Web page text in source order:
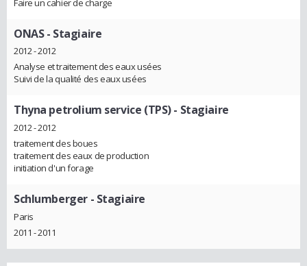
Faire un cahier de charge
ONAS- Stagiaire
2012 - 2012
Analyse et traitement des eaux usées
Suivi de la qualité des eaux usées
Thyna petrolium service (TPS)- Stagiaire
2012 - 2012
traitement des boues
traitement des eaux de production
initiation d'un forage
Schlumberger- Stagiaire
Paris
2011 - 2011